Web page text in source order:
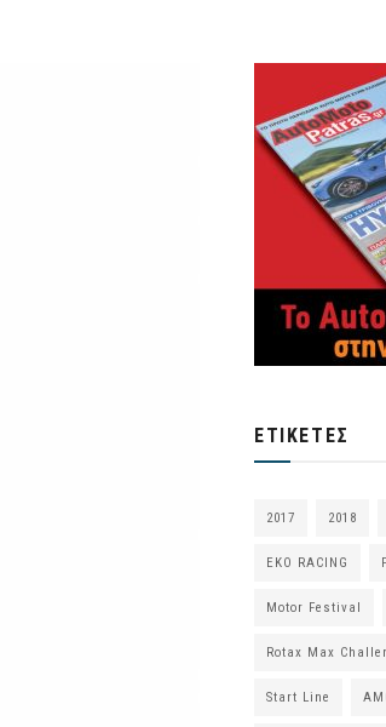
ΕΤΙΚΈΤΕΣ
2017 2018
EKO RACING
Motor Festival
Rotax Max
Start Line